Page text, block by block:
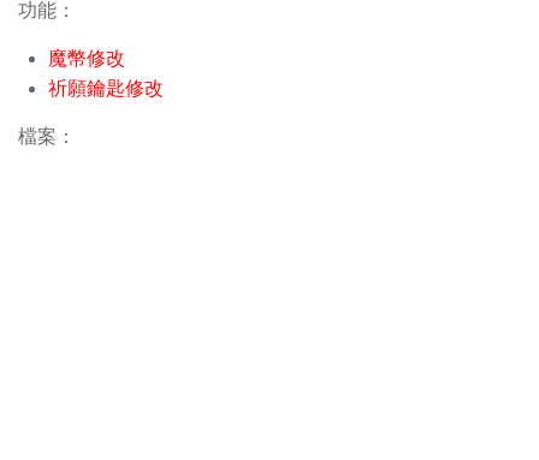
功能：
魔幣修改
祈願鑰匙修改
檔案：